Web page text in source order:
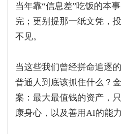
当年靠“信息差”吃饭的本
完；更别提那一纸文凭，
不见。
当这些我们曾经拼命追逐
普通人到底该抓住什么？
案：最大最值钱的资产，
康身心，以及善用AI的能力